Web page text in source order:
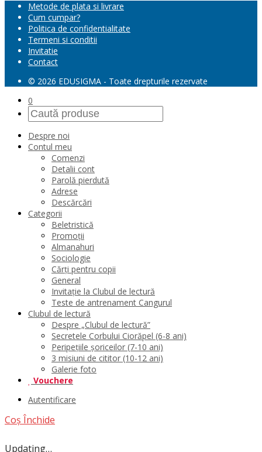
Metode de plata si livrare
Cum cumpar?
Politica de confidentialitate
Termeni si conditii
Invitatie
Contact
© 2026 EDUSIGMA - Toate drepturile rezervate
0
Despre noi
Contul meu
Comenzi
Detalii cont
Parolă pierdută
Adrese
Descărcări
Categorii
Beletristică
Promoții
Almanahuri
Sociologie
Cărți pentru copii
General
Invitație la Clubul de lectură
Teste de antrenament Cangurul
Clubul de lectură
Despre „Clubul de lectură”
Secretele Corbului Ciorăpel (6-8 ani)
Peripețiile șoriceilor (7-10 ani)
3 misiuni de cititor (10-12 ani)
Galerie foto
Vouchere
Autentificare
Coș Închide
Updating…